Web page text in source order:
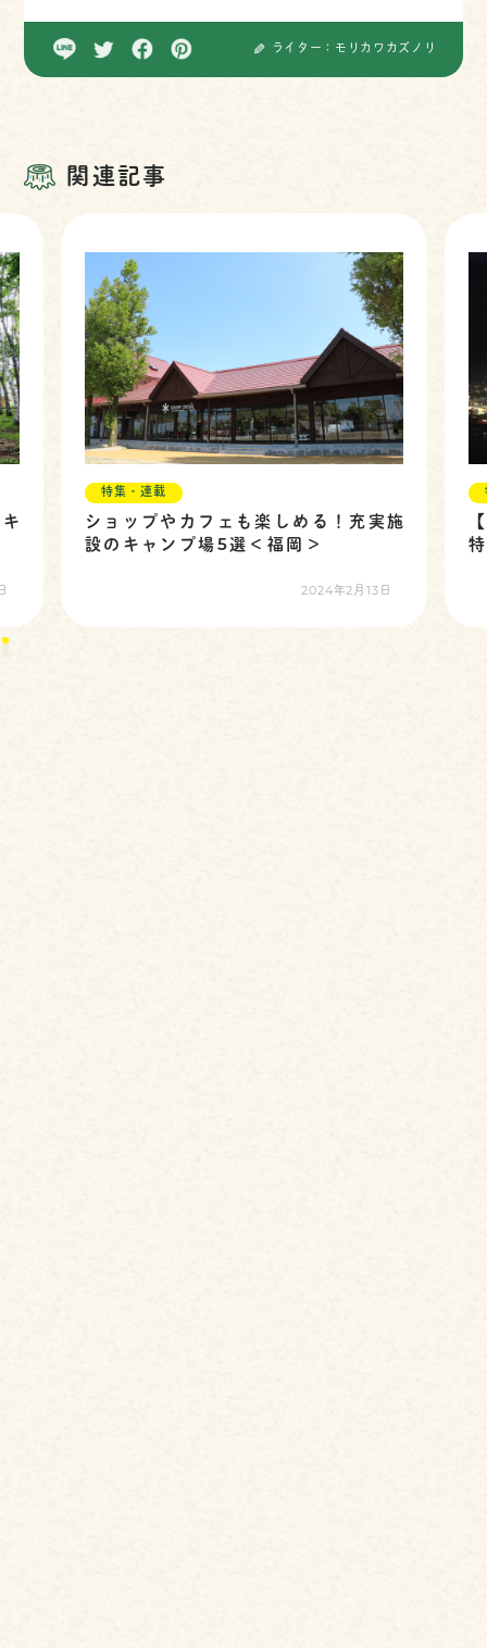
ライター：モリカワカズノリ
関連記事
施
特集・連載
【2024年８月開催】福岡の花火大会
特集！前編！
2024年7月30日